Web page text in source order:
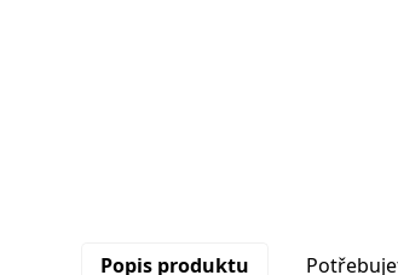
Popis produktu